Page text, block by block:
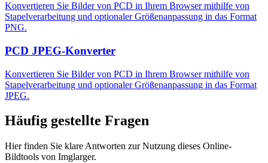
Konvertieren Sie Bilder von PCD in Ihrem Browser mithilfe von
Stapelverarbeitung und optionaler Größenanpassung in das Format
PNG.
PCD JPEG-Konverter
Konvertieren Sie Bilder von PCD in Ihrem Browser mithilfe von
Stapelverarbeitung und optionaler Größenanpassung in das Format
JPEG.
Häufig gestellte Fragen
Hier finden Sie klare Antworten zur Nutzung dieses Online-
Bildtools von Imglarger.